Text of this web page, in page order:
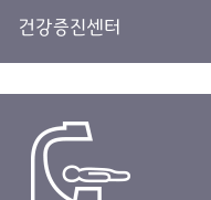
건강증진센터